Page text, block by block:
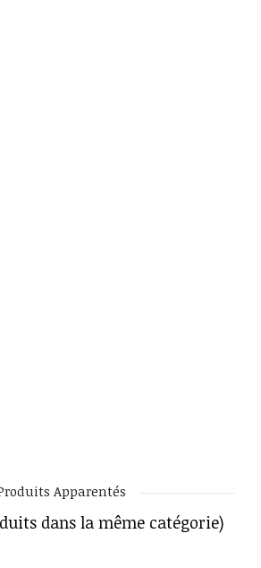
Apparentés
dans la même catégorie)